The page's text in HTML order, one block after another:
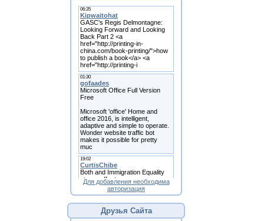
Для добавления необходима
авторизация
Друзья Сайта